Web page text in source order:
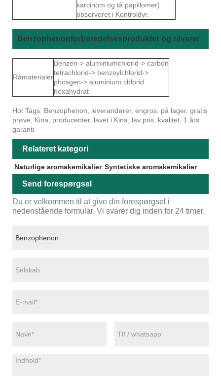
karcinom og tå papillomer)
observeret i Kontroldyr.
Benzophenonforberedelsesprodukter og råvarer
Råmaterialer
Benzen-> aluminiumchlorid-> carbon
tetrachlorid-> benzoylchlorid->
phosgen-> aluminium chlorid
hexahydrat
Hot Tags: Benzophenon, leverandører, engros, på lager, gratis
prøve, Kina, producenter, lavet i Kina, lav pris, kvalitet, 1 års
garanti
Relateret kategori
Naturlige aromakemikalier Syntetiske aromakemikalier
Send forespørgsel
Du er velkommen til at give din forespørgsel i
nedenstående formular. Vi svarer dig inden for 24 timer.